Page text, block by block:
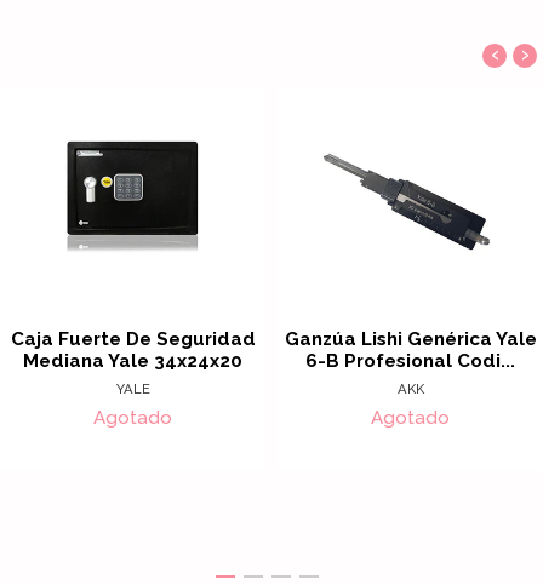
Caja Fuerte De Seguridad
Mediana Yale 34x24x20
YALE
Agotado
Ganzúa Lishi Genérica Yale
6-B Profesional Codi...
AKK
Agotado
‹ ›